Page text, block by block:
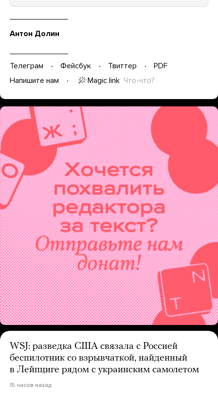
Антон Долин
Телеграм Фейсбук Твиттер
PDF
Напишите нам
Magic link Что-что?
WSJ: разведка США связала с Россией
беспилотник со взрывчаткой, найденный
в Лейпциге рядом с украинским самолетом
15 часов назад